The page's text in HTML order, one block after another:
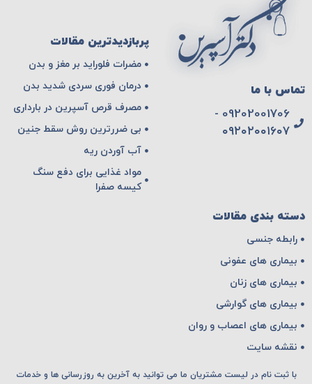
تماس با ما
09202001706 -
۰۹۲۰۲۰۰۱۶۰۷
پربازدیدترین مقالات
مضرات فلوراید بر مغز و بدن
درمان فوری سردی شدید بدن
مصرف قرص آسپرین در بارداری
بی ضررترین روش سقط جنین
آب آوردن ریه
مواد غذایی برای دفع سنگ
کیسه صفرا
دسته بندی مقالات
رابطه جنسی
بیماری های عفونی
بیماری های زنان
بیماری های گوارشی
بیماری های اعصاب و روان
نقشه سایت
با ثبت نام در لیست مشتریان ما می توانید به آخرین به روزرسانی ها و خدمات